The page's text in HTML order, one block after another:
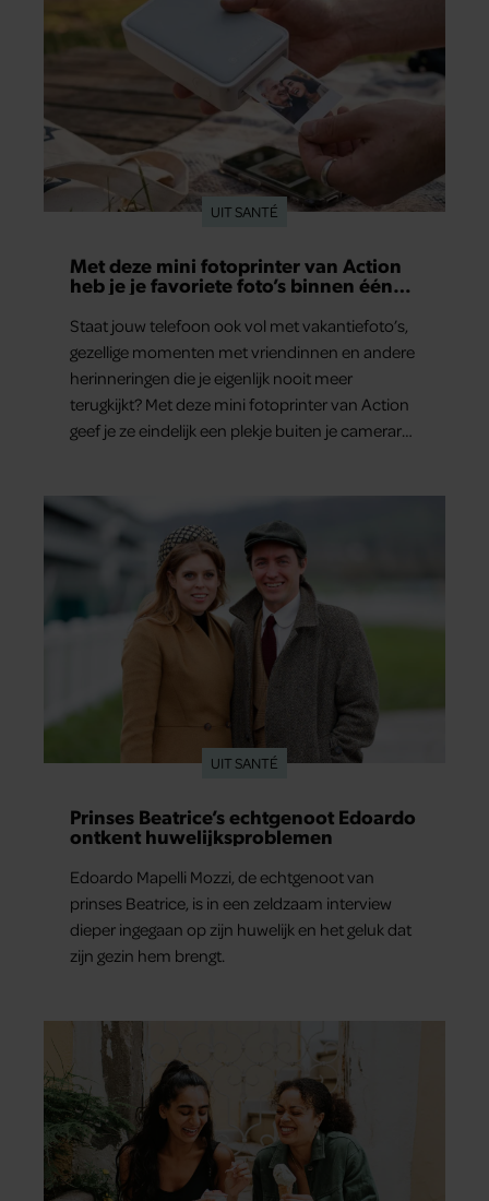
UIT SANTÉ
Met deze mini fotoprinter van Action
heb je je favoriete foto’s binnen één
Staat jouw telefoon ook vol met vakantiefoto’s,
gezellige momenten met vriendinnen en andere
herinneringen die je eigenlijk nooit meer
terugkijkt? Met deze mini fotoprinter van Action
geef je ze eindelijk een plekje buiten je camerarol.
UIT SANTÉ
Prinses Beatrice’s echtgenoot Edoardo
ontkent huwelijksproblemen
Edoardo Mapelli Mozzi, de echtgenoot van
prinses Beatrice, is in een zeldzaam interview
dieper ingegaan op zijn huwelijk en het geluk dat
zijn gezin hem brengt.